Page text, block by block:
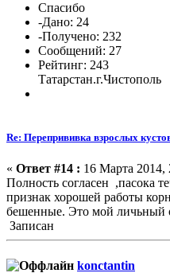
Спасибо
-Дано: 24
-Получено: 232
Сообщений: 27
Рейтинг: 243
Татарстан.г.Чистополь
Re: Перепрививка взрослых
« Ответ #14 : 16 Марта 2014,
Полность согласен ,пасока
признак хорошей работы
бешенные. Это мой личьный
Записан
konctantin